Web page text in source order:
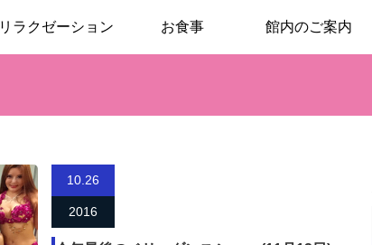
リラクゼーション お食事 館内のご案内
10.26
2016